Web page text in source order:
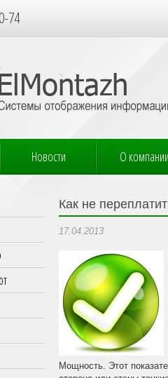
74
Новости О компании
Кaк не
17.04.2013
Мощность. Этот